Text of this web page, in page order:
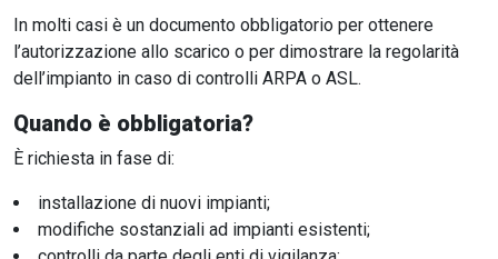
In molti casi è un documento obbligatorio per ottenere
l’autorizzazione allo scarico o per dimostrare la regolarità
dell’impianto in caso di controlli ARPA o ASL.
Quando è obbligatoria?
È richiesta in fase di:
installazione di nuovi impianti;
modifiche sostanziali ad impianti esistenti;